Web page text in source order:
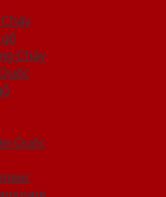
Cháy
Quốc